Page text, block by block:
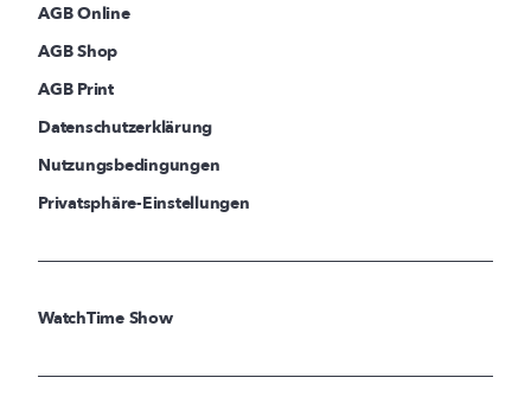
AGB Online
AGB Shop
AGB Print
Datenschutzerklärung
Nutzungsbedingungen
Privatsphäre-Einstellungen
WatchTime Show